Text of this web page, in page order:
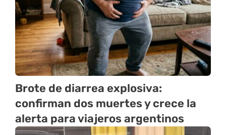
Brote de diarrea explosiva:
confirman dos muertes y crece la
alerta para viajeros argentinos